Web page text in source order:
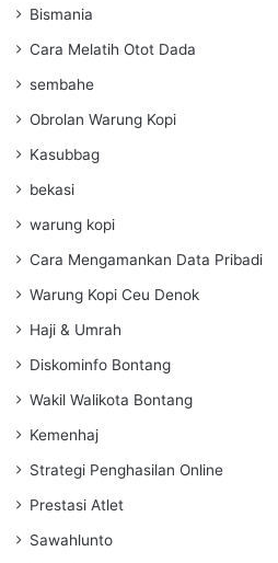
Bismania
Cara Melatih Otot Dada
sembahe
Obrolan Warung Kopi
Kasubbag
bekasi
warung kopi
Cara Mengamankan Data Pribadi
Warung Kopi Ceu Denok
Haji & Umrah
Diskominfo Bontang
Wakil Walikota Bontang
Kemenhaj
Strategi Penghasilan Online
Prestasi Atlet
Sawahlunto